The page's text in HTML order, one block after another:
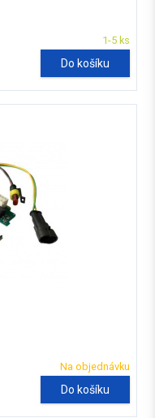
1-5 ks
Do košíku
Na objednávku
Do košíku